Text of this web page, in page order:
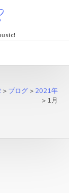
> ブログ > 2021年
> 1月